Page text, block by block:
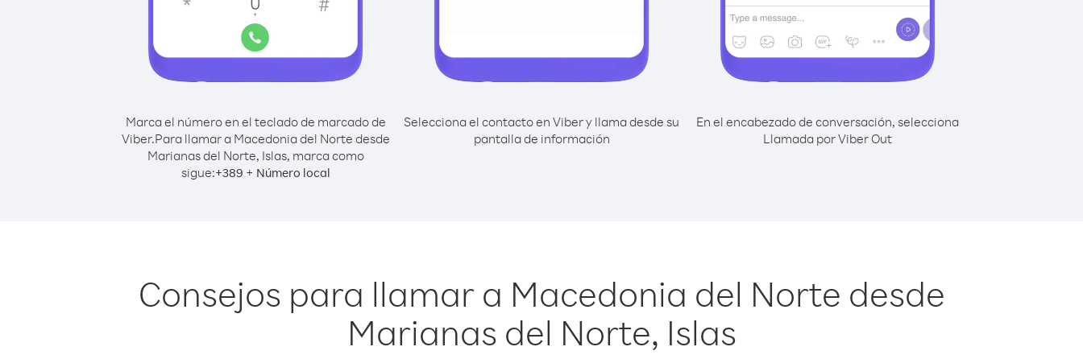
Marca el número en el teclado de marcado de
Viber.Para llamar a Macedonia del Norte desde
Marianas del Norte, Islas, marca como
sigue:+389 + Número local
Selecciona el contacto en Viber y llama desde su
pantalla de información
En el encabezado de conversación, selecciona
Llamada por Viber Out
Consejos para llamar a Macedonia del Norte desde
Marianas del Norte, Islas